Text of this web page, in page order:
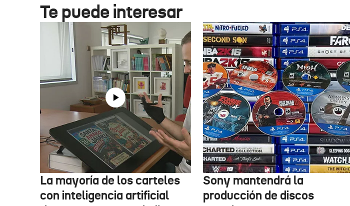
Te puede interesar
La mayoría de los carteles
con inteligencia artificial
Sony mantendrá la
producción de discos